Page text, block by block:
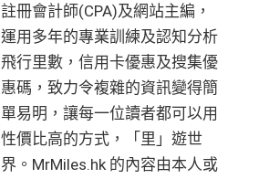
註冊會計師(CPA)及網站主編，
運用多年的專業訓練及認知分析
飛行里數，信用卡優惠及搜集優
惠碼，致力令複雜的資訊變得簡
單易明，讓每一位讀者都可以用
性價比高的方式，「里」遊世
界。MrMiles.hk 的內容由本人或